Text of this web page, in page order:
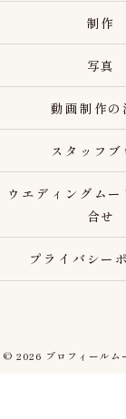
制作
写真
動画制作の
スタッフブ
ウエディングム
合せ
プライバシー
© 2026 プロフィール